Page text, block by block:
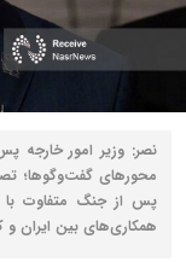
نصر: وزیر امور خارجه
محورهای گفت‌وگوها؛
پس از جنگ متفاوت با
همکاری‌های بین ایران